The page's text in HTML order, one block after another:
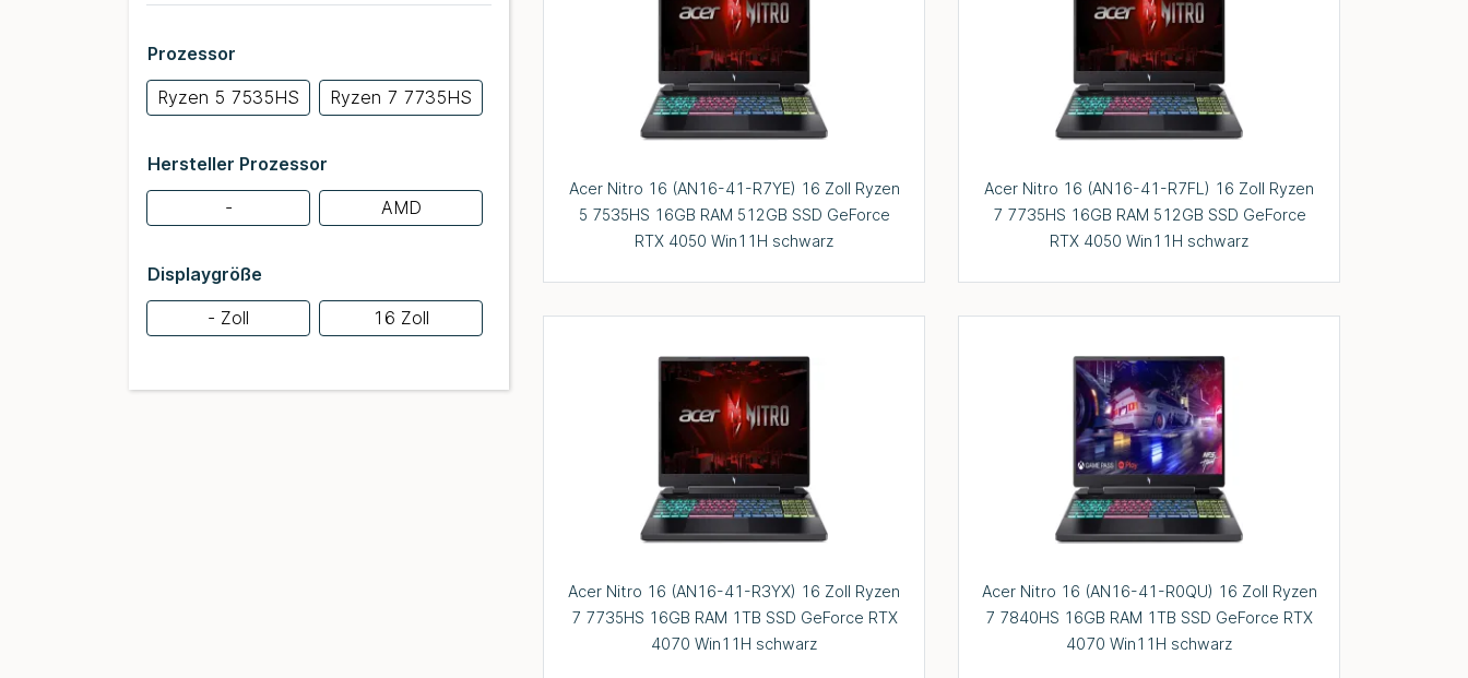
Prozessor
Ryzen 5 7535HS
Ryzen 7 7735HS
Hersteller Prozessor
-
AMD
Displaygröße
- Zoll
16 Zoll
Acer Nitro 16 (AN16-41-R7YE) 16 Zoll Ryzen
5 7535HS 16GB RAM 512GB SSD GeForce
RTX 4050 Win11H schwarz
Acer Nitro 16 (AN16-41-R7FL) 16 Zoll Ryzen
7 7735HS 16GB RAM 512GB SSD GeForce
RTX 4050 Win11H schwarz
Acer Nitro 16 (AN16-41-R3YX) 16 Zoll Ryzen
7 7735HS 16GB RAM 1TB SSD GeForce RTX
4070 Win11H schwarz
Acer Nitro 16 (AN16-41-R0QU) 16 Zoll Ryzen
7 7840HS 16GB RAM 1TB SSD GeForce RTX
4070 Win11H schwarz